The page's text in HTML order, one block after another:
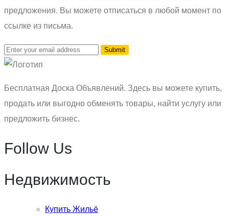
предложения. Вы можете отписаться в любой момент по
ссылке из письма.
Бесплатная Доска Объявлений. Здесь вы можете купить,
продать или выгодно обменять товары, найти услугу или
предложить бизнес.
Follow Us
Недвижимость
Купить Жильё